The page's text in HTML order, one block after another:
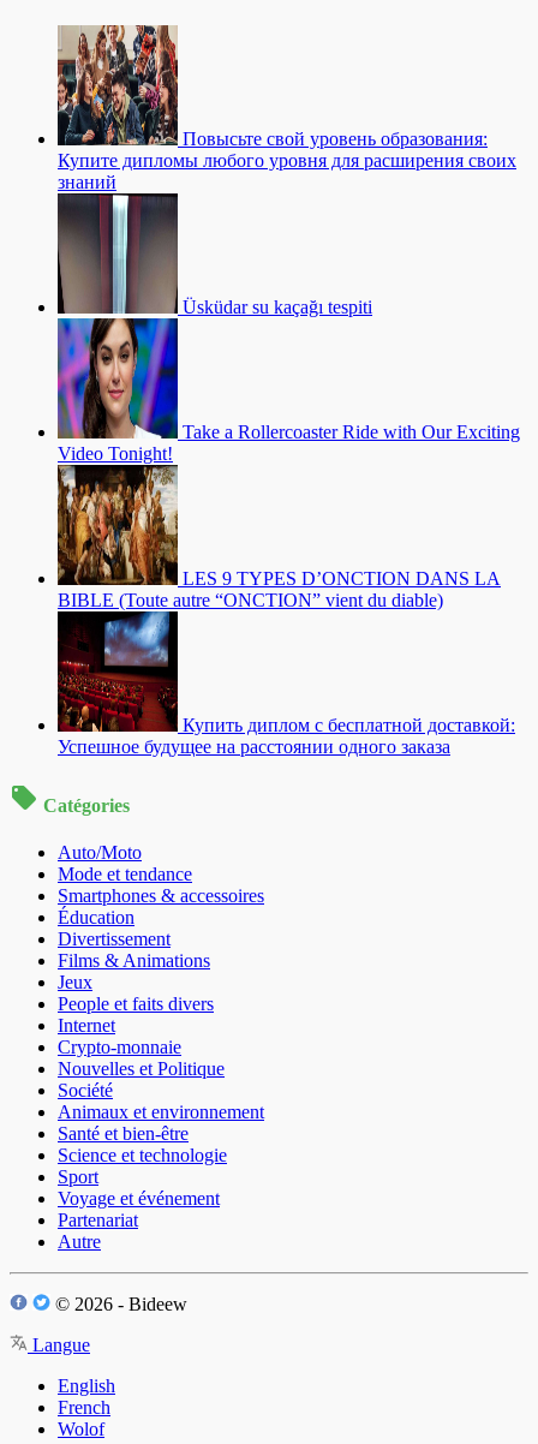
Повысьте свой уровень образования:
Купите дипломы любого уровня для расширения своих
знаний
Üsküdar su kaçağı tespiti
Take a Rollercoaster Ride with Our Exciting
Video Tonight!
LES 9 TYPES D’ONCTION DANS LA
BIBLE (Toute autre “ONCTION” vient du diable)
Купить диплом с бесплатной доставкой:
Успешное будущее на расстоянии одного заказа
Catégories
Auto/Moto
Mode et tendance
Smartphones & accessoires
Éducation
Divertissement
Films & Animations
Jeux
People et faits divers
Internet
Crypto-monnaie
Nouvelles et Politique
Société
Animaux et environnement
Santé et bien-être
Science et technologie
Sport
Voyage et événement
Partenariat
Autre
© 2026 - Bideew
Langue
English
French
Wolof